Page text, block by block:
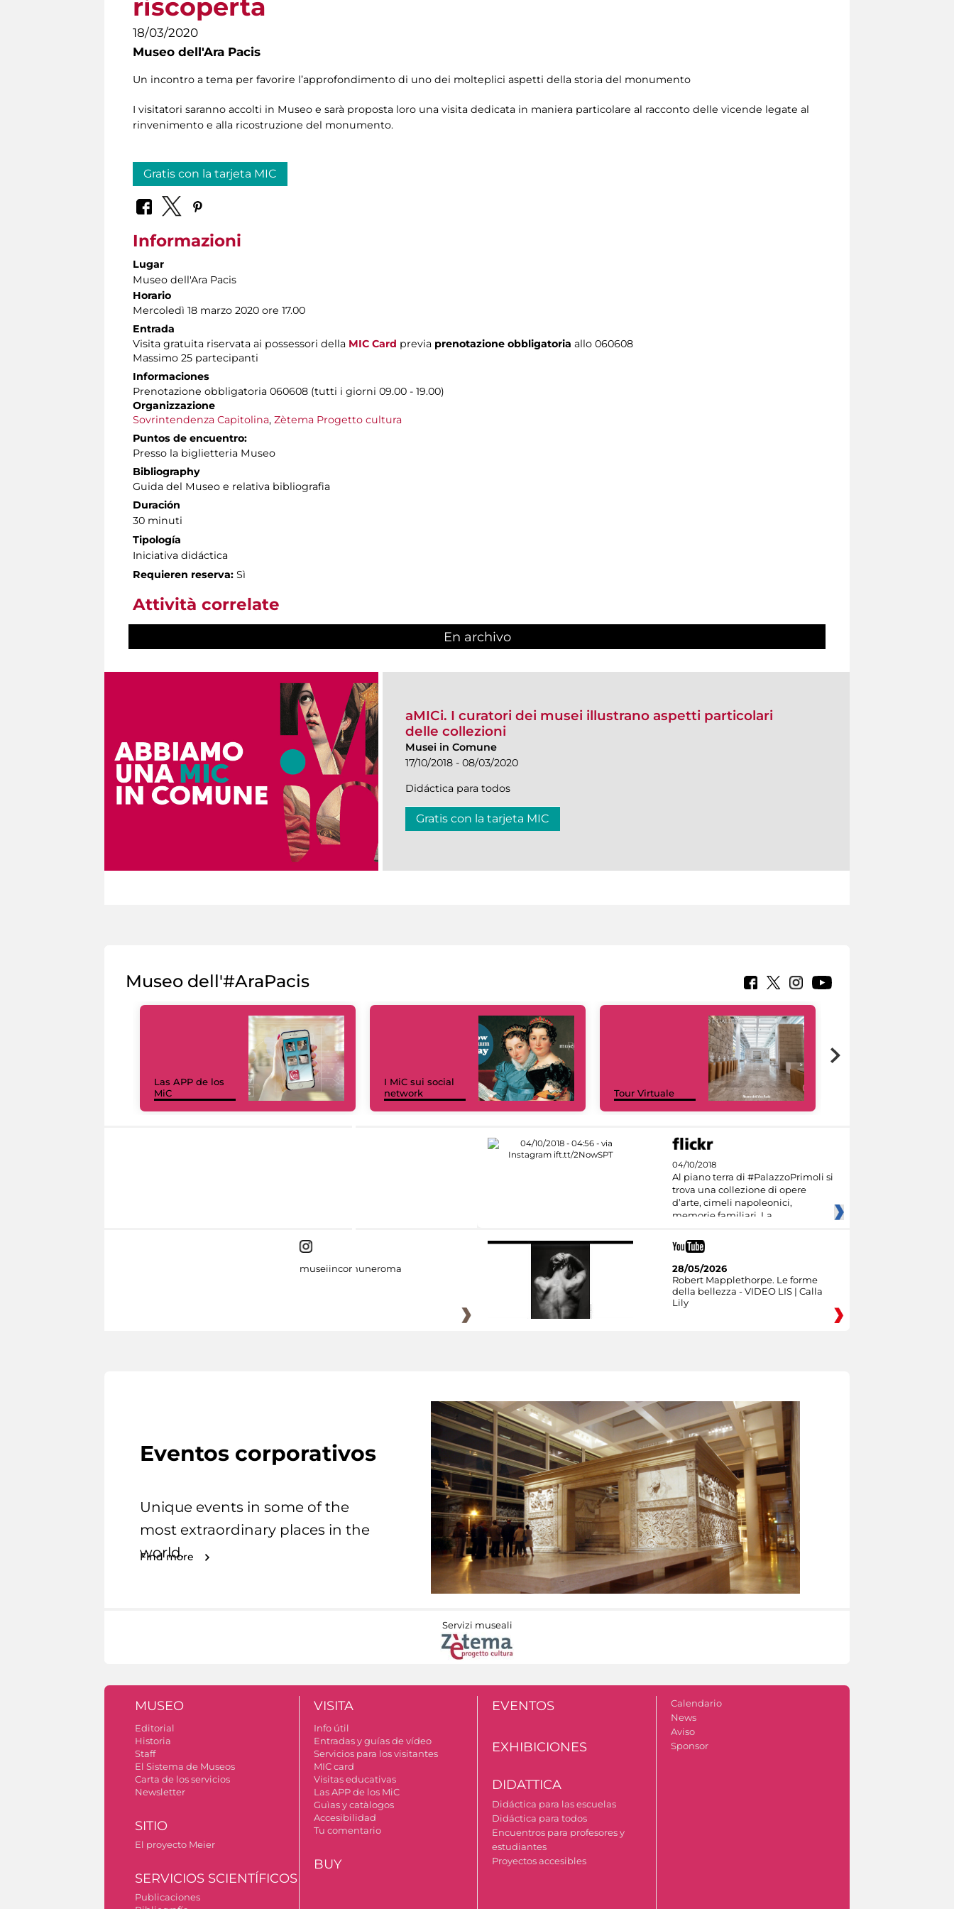
riscoperta
18/03/2020
Museo dell'Ara Pacis
Un incontro a tema per favorire l’approfondimento di uno dei molteplici aspetti della storia del monumento
I visitatori saranno accolti in Museo e sarà proposta loro una visita dedicata in maniera particolare al racconto delle vicende legate al
rinvenimento e alla ricostruzione del monumento.
Gratis con la tarjeta MIC
Informazioni
Lugar
Museo dell'Ara Pacis
Horario
Mercoledì 18 marzo 2020 ore 17.00
Entrada
Visita gratuita riservata ai possessori della MIC Card previa prenotazione obbligatoria allo 060608
Massimo 25 partecipanti
Informaciones
Prenotazione obbligatoria 060608 (tutti i giorni 09.00 - 19.00)
Organizzazione
Sovrintendenza Capitolina, Zètema Progetto cultura
Puntos de encuentro:
Presso la biglietteria Museo
Bibliography
Guida del Museo e relativa bibliografia
Duración
30 minuti
Tipología
Iniciativa didáctica
Requieren reserva: Sì
Attività correlate
En archivo
aMICi. I curatori dei musei illustrano aspetti particolari
delle collezioni
Musei in Comune
17/10/2018 - 08/03/2020
Didáctica para todos
Gratis con la tarjeta MIC
Museo dell'#AraPacis
Las APP de los
MiC
I MiC sui social
network
Tour Virtuale
04/10/2018
Al piano terra di #PalazzoPrimoli si
trova una collezione di opere
d’arte, cimeli napoleonici,
memorie familiari. La
museiincomuneroma
28/05/2026
Robert Mapplethorpe. Le forme
della bellezza - VIDEO LIS | Calla
Lily
Eventos corporativos
Unique events in some of the
most extraordinary places in the
world.
Find more
Servizi museali
MUSEO
Editorial
Historia
Staff
El Sistema de Museos
Carta de los servicios
Newsletter
SITIO
El proyecto Meier
SERVICIOS SCIENTÍFICOS
Publicaciones
VISITA
Info útil
Entradas y guías de vídeo
Servicios para los visitantes
MIC card
Visitas educativas
Las APP de los MiC
Guìas y catàlogos
Accesibilidad
Tu comentario
BUY
EVENTOS
EXHIBICIONES
DIDATTICA
Didáctica para las escuelas
Didáctica para todos
Encuentros para profesores y
estudiantes
Proyectos accesibles
Calendario
News
Aviso
Sponsor